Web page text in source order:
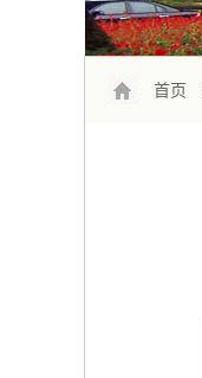
首页